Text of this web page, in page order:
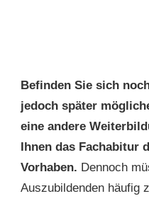
Befinden Sie sich
jedoch später
eine andere
Ihnen das Fachabitur
Vorhaben. Dennoch
Auszubildenden häufig